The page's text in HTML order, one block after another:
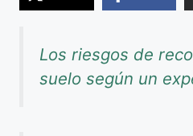
Los riesgos de
suelo según un